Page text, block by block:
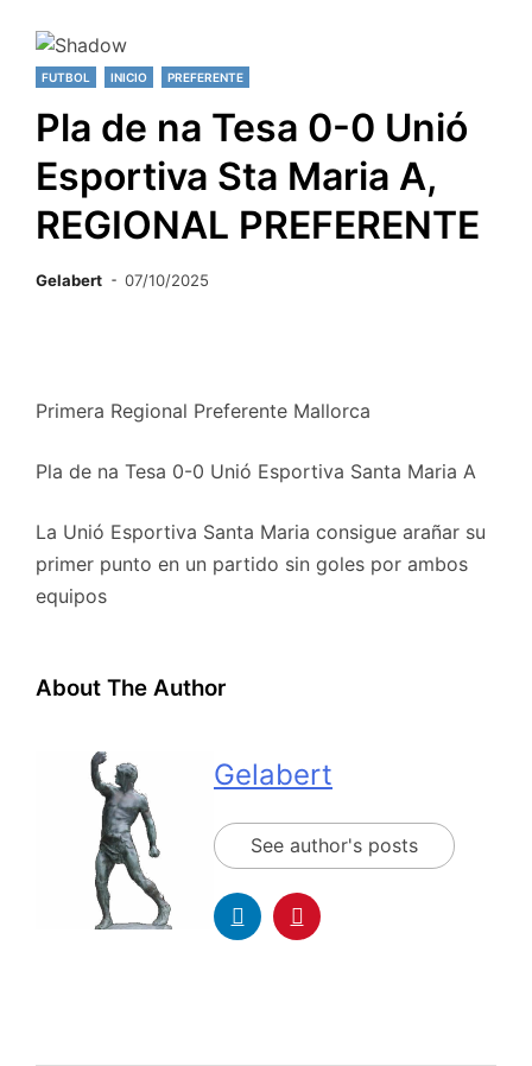
FUTBOL INICIO PREFERENTE
Pla de na Tesa 0-0 Unió
Esportiva Sta Maria A,
REGIONAL PREFERENTE
Gelabert 07/10/2025
Primera Regional Preferente Mallorca
Pla de na Tesa 0-0 Unió Esportiva Santa Maria A
La Unió Esportiva Santa Maria consigue arañar su
primer punto en un partido sin goles por ambos
equipos
About The Author
Gelabert
See author's posts